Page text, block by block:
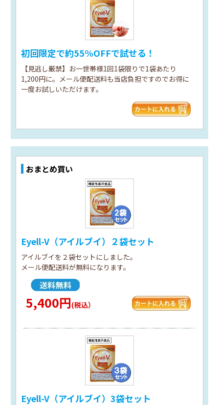
初回限定で約55%OFFで試せる！
【見逃し厳禁】お一世帯様1回1袋限りで1袋あたり
1,200円に。メール便配送料も当店負担ですのでお得に
一度お試しいただけます。
おまとめ買い
Eyell-V（アイルブイ）２袋セット
アイルブイを２袋セットにしました。
メール便配送料が無料になります。
5,400円(税込）
Eyell-V（アイルブイ）3袋セット